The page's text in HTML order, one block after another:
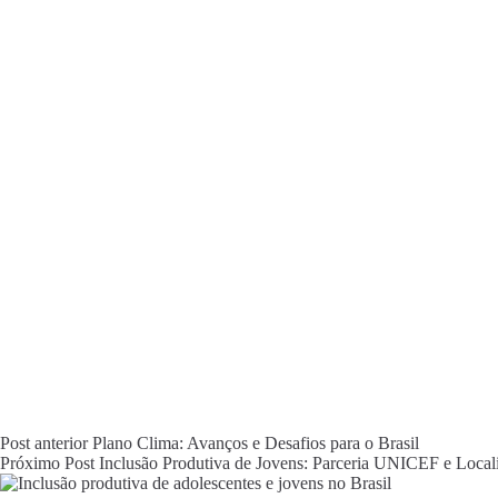
Post anteriorPlano Clima: Avanços e Desafios para o Brasil
Próximo Post Inclusão Produtiva de Jovens: Parceria UNICEF e